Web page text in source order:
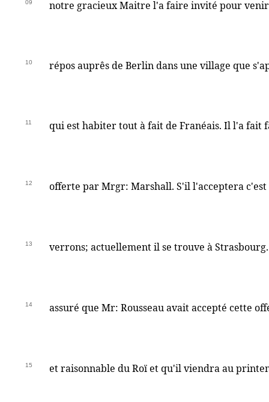
09 notre gracieux Maitre l'a faire invité pour
10 répos auprês de Berlin dans une village que
11 qui est habiter tout à fait de Franéais. Il l'a fait
12 offerte par Mrgr: Marshall. S'il l'acceptera c'est
13 verrons; actuellement il se trouve à
14 assuré que Mr: Rousseau avait accepté cette
15 et raisonnable du Roï et qu'il viendra au